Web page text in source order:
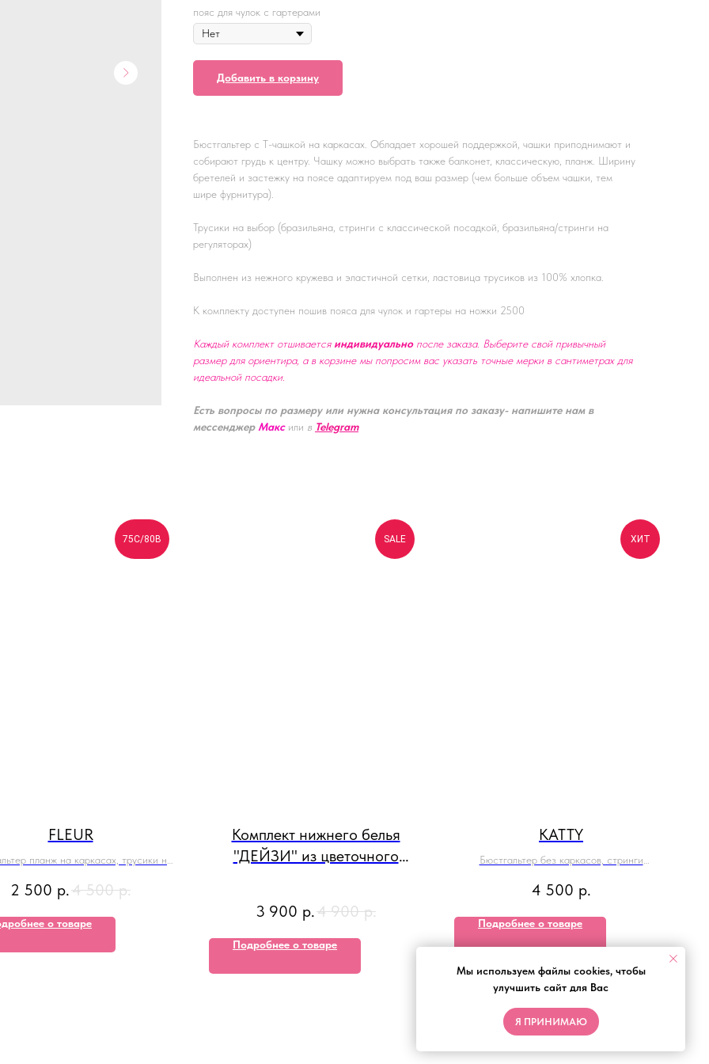
Мы используем файлы cookies, чтобы
улучшить сайт для Вас
Я ПРИНИМАЮ
пояс для чулок с гартерами
Добавить в корзину
Бюстгальтер с Т-чашкой на каркасах. Обладает хорошей поддержкой, чашки приподнимают и
собирают грудь к центру. Чашку можно выбрать также балконет, классическую, планж. Ширину
бретелей и застежку на поясе адаптируем под ваш размер (чем больше объем чашки, тем
шире фурнитура).
Трусики на выбор (бразильяна, стринги с классической посадкой, бразильяна/стринги на
регуляторах)
Выполнен из нежного кружева и эластичной сетки, ластовица трусиков из 100% хлопка.
К комплекту доступен пошив пояса для чулок и гартеры на ножки 2500
Каждый комплект отшивается индивидуальнопосле заказа. Выберите свой привычный
размер для ориентира, а в корзине мы попросим вас указать точные мерки в сантиметрах для
идеальной посадки.
Есть вопросы по размеру или нужна консультация по заказу- напишите нам в
мессенджер Макс или в Telegram
75С/80В
FLEUR
планж на каркасах, трусики на
2 500 р.4 500 р.
о товаре
SALE
Комплект нижнего белья
"ДЕЙЗИ" из цветочного
3 900 р.4 900 р.
Подробнее о товаре
ХИТ
KATTY
Бюстгальтер без каркасов, стринги
4 500 р.
Подробнее о товаре